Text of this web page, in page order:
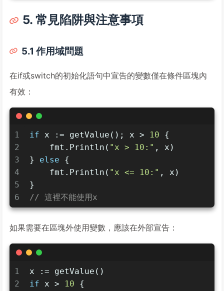
5. 常見陷阱與注意事項
5.1 作用域問題
在if或switch的初始化語句中宣告的變數僅在條件區塊內
有效：
1
2
3
4
5
6
if x := getValue(); x > 10 {
    fmt.Println(
"x > 10:" , x)
} else {
    fmt.Println(
"x <= 10:" , x)
}
// 這裡不能使用x
如果需要在區塊外使用變數，應該在外部宣告：
1
2
x := getValue()
if x > 10 {